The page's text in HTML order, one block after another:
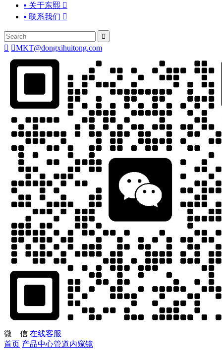
▪ 关于东熙 
▪ 联系我们 

 MKT@dongxihuitong.com
微 信 在线客服
首页 产品中心管道内窥镜